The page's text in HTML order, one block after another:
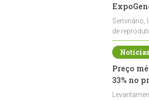
Seminário,
de
durante a
Preço
33% no